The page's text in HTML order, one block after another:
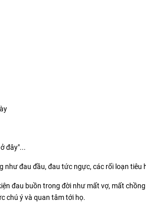
đây"...
như đau đầu, đau tức ngực, các rối loạn tiêu
đau buồn trong đời như mất vợ, mất
chú ý và quan tâm tới họ.